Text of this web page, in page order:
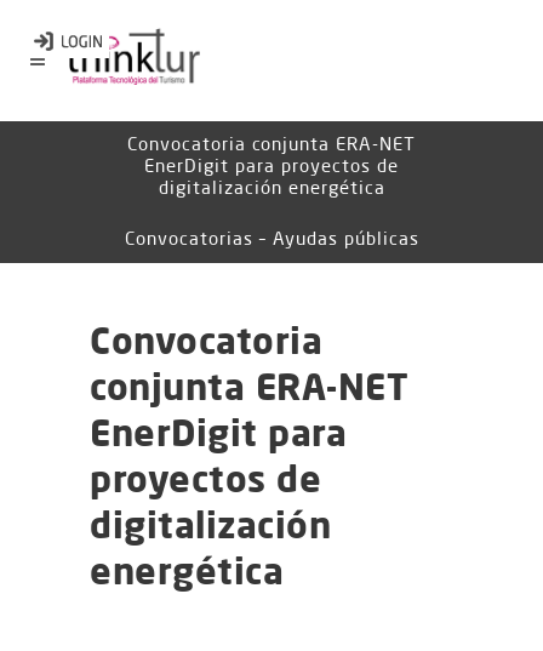
Convocatoria conjunta ERA-NET
EnerDigit para proyectos de
digitalización energética
Convocatorias – Ayudas públicas
Convocatoria
conjunta ERA-NET
EnerDigit para
proyectos de
digitalización
energética